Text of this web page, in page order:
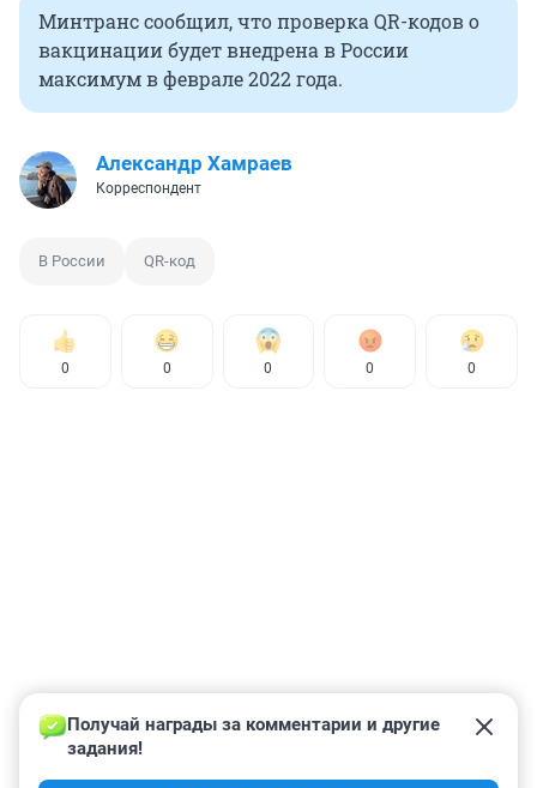
Минтранс сообщил, что проверка QR-кодов о
вакцинации будет внедрена в России
максимум в феврале 2022 года.
Александр Хамраев
Корреспондент
В России QR-код
0 0 0 0 0
Получай награды за комментарии и другие
задания!